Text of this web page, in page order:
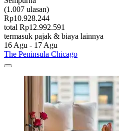
(1.007 ulasan)
Rp10.928.244
total Rp12.992.591
termasuk pajak & biaya lainnya
16 Agu - 17 Agu
The Peninsula Chicago